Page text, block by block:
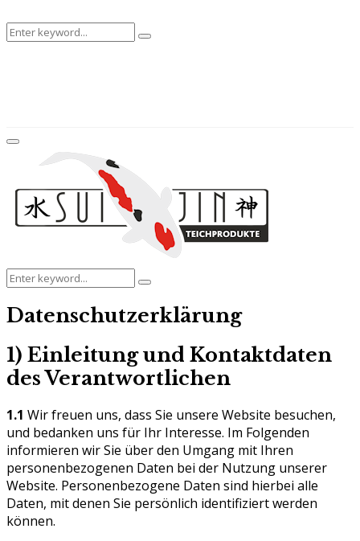
Search
Search
Primary
Menu
Search
Search
Datenschutzerklärung
1) Einleitung und Kontaktdaten
des Verantwortlichen
1.1 Wir freuen uns, dass Sie unsere Website besuchen,
und bedanken uns für Ihr Interesse. Im Folgenden
informieren wir Sie über den Umgang mit Ihren
personenbezogenen Daten bei der Nutzung unserer
Website. Personenbezogene Daten sind hierbei alle
Daten, mit denen Sie persönlich identifiziert werden
können.